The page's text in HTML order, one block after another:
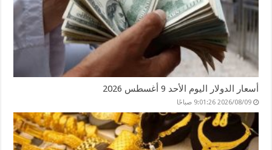
أسعار الدولار اليوم الأحد 9 أغسطس 2026
2026/08/09 9:01:26 صباحًا